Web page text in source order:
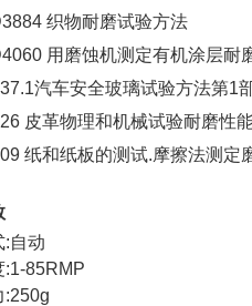
织物耐磨试验方法
用磨蚀机测定有机涂层耐
汽车安全玻璃试验方法第1
皮革物理和机械试验耐磨性
纸和纸板的测试.摩擦法测定
:自动
:1-85RMP
:250g